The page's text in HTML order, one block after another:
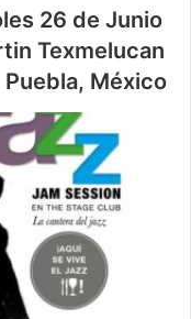
26 de Junio
Texmelucan
Puebla, México